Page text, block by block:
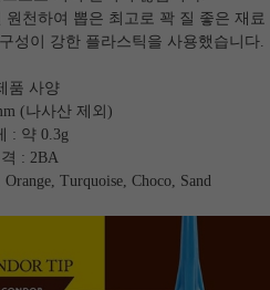
천하여 뽑은 최고로 꽉 질 좋은 재료
성이 강한 플라스틱을 사용했습니다.
품 사양
(나사산 제외)
: 약 0.3g
: 2BA
Turquoise, Choco, Sand